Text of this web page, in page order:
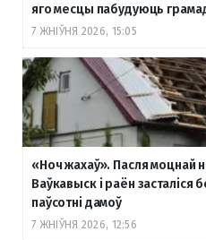
яго месцы пабудуюць
7 ЖНІЎНЯ 2026, 15:05
«Ноч жахаў». Пасля моцнай
Ваўкавыск і раён засталіся
паўсотні дамоў
7 ЖНІЎНЯ 2026, 12:56